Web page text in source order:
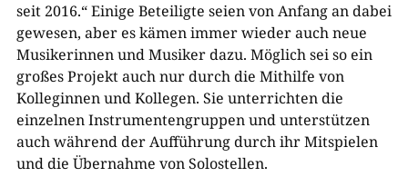
seit 2016.“ Einige Beteiligte seien von Anfang an dabei
gewesen, aber es kämen immer wieder auch neue
Musikerinnen und Musiker dazu. Möglich sei so ein
großes Projekt auch nur durch die Mithilfe von
Kolleginnen und Kollegen. Sie unterrichten die
einzelnen Instrumentengruppen und unterstützen
auch während der Aufführung durch ihr Mitspielen
und die Übernahme von Solostellen.